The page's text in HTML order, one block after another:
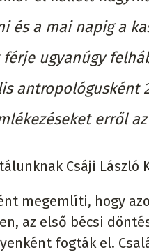
és a mai napig a
férje ugyanúgy
antropológusként
erről
Csáji László
megemlíti, hogy
az első bécsi
fogták el.